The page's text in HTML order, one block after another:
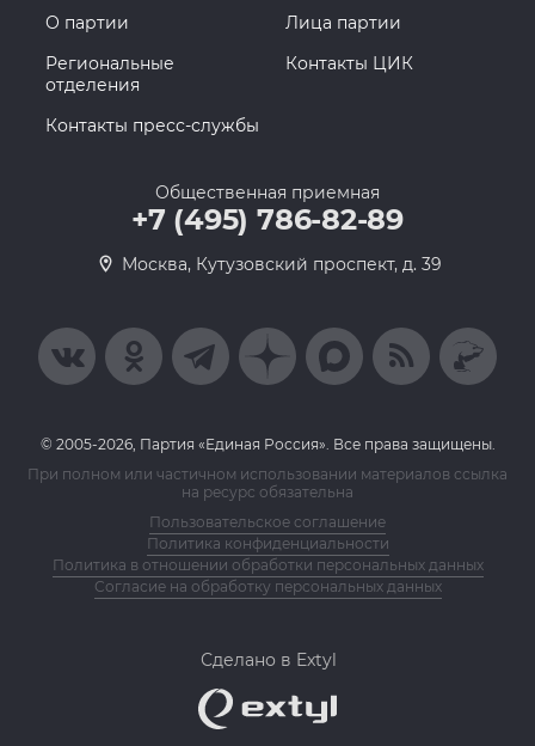
О партии
Лица партии
Региональные
отделения
Контакты ЦИК
Контакты пресс-службы
Общественная приемная
+7 (495) 786-82-89
Москва, Кутузовский проспект, д. 39
© 2005-2026, Партия «Единая Россия». Все права защищены.
При полном или частичном использовании материалов ссылка
на ресурс обязательна
Пользовательское соглашение
Политика конфиденциальности
Политика в отношении обработки персональных данных
Согласие на обработку персональных данных
Сделано в Extyl